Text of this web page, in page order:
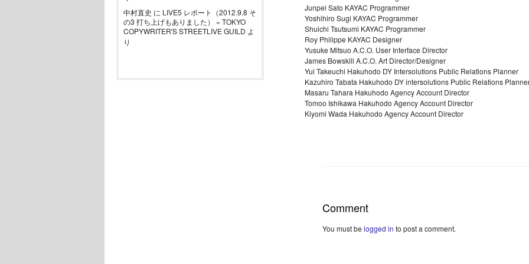
中村直史 に LIVE5 レポート（2012.9.8 そ
の3 打ち上げもありました） « TOKYO
COPYWRITER'S STREETLIVE GUILD よ
り
Junpei Sato KAYAC Programmer
Yoshihiro Sugi KAYAC Programmer
Shuichi Tsutsumi KAYAC Programmer
Roy Philippe KAYAC Designer
Yusuke Mitsuo A.C.O. User Interface Director
James Bowskill A.C.O. Art Director/Designer
Yui Takeuchi Hakuhodo DY Intersolutions Public Relations Planner
Kazuhiro Tabata Hakuhodo DY intersolutions Public Relations
Masaru Tahara Hakuhodo Agency Account Director
Tomoo Ishikawa Hakuhodo Agency Account Director
Kiyomi Wada Hakuhodo Agency Account Director
Comment
You must be logged in to post a comment.